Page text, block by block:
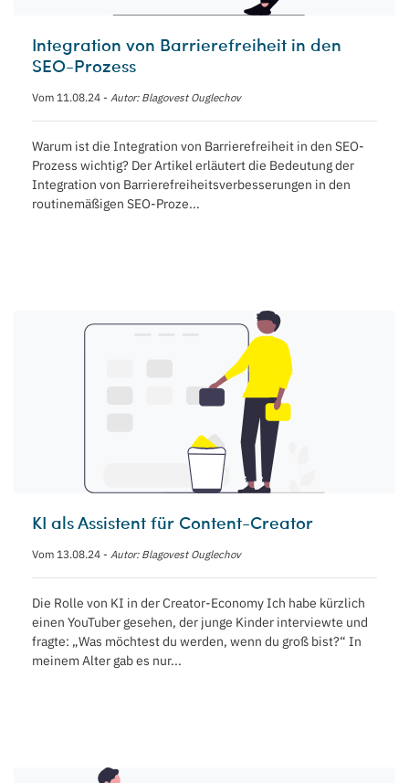
Integration von Barrierefreiheit in den
SEO-Prozess
Vom 11.08.24 - Autor: Blagovest Ouglechov
Warum ist die Integration von Barrierefreiheit in den SEO-
Prozess wichtig? Der Artikel erläutert die Bedeutung der
Integration von Barrierefreiheitsverbesserungen in den
routinemäßigen SEO-Proze...
KI als Assistent für Content-Creator
Vom 13.08.24 - Autor: Blagovest Ouglechov
Die Rolle von KI in der Creator-Economy Ich habe kürzlich
einen YouTuber gesehen, der junge Kinder interviewte und
fragte: „Was möchtest du werden, wenn du groß bist?“ In
meinem Alter gab es nur...